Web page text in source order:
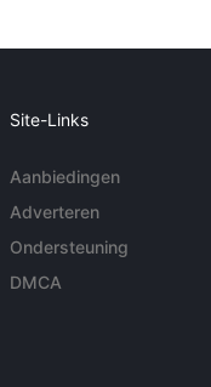
Site-Links
Aanbiedingen
Adverteren
Ondersteuning
DMCA